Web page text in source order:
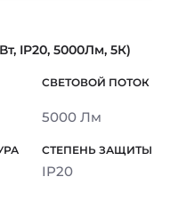
IP20, 5000Лм, 5К)
5000 Лм
IP20